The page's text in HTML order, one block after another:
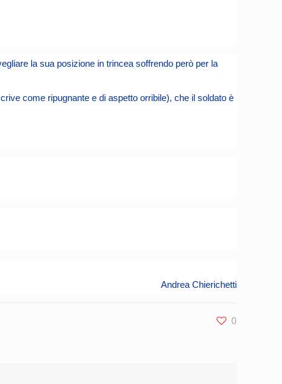
la sua posizione in trincea soffrendo però per la
come ripugnante e di aspetto orribile), che il soldato è
Andrea Chierichetti
0